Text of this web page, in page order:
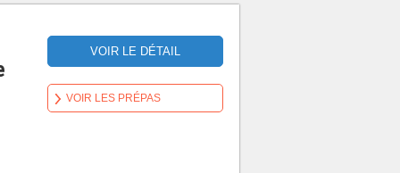
VOIR LE DÉTAIL
VOIR LES PRÉPAS